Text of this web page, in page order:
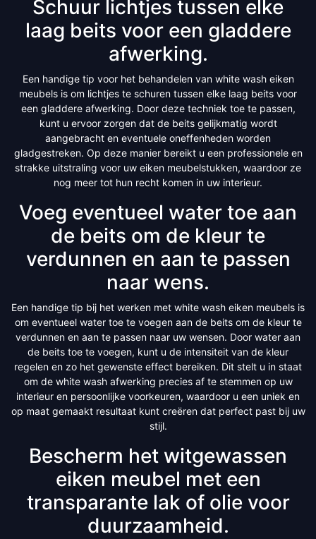
Schuur lichtjes tussen elke
laag beits voor een gladdere
afwerking.
Een handige tip voor het behandelen van white wash eiken
meubels is om lichtjes te schuren tussen elke laag beits voor
een gladdere afwerking. Door deze techniek toe te passen,
kunt u ervoor zorgen dat de beits gelijkmatig wordt
aangebracht en eventuele oneffenheden worden
gladgestreken. Op deze manier bereikt u een professionele en
strakke uitstraling voor uw eiken meubelstukken, waardoor ze
nog meer tot hun recht komen in uw interieur.
Voeg eventueel water toe aan
de beits om de kleur te
verdunnen en aan te passen
naar wens.
Een handige tip bij het werken met white wash eiken meubels is
om eventueel water toe te voegen aan de beits om de kleur te
verdunnen en aan te passen naar uw wensen. Door water aan
de beits toe te voegen, kunt u de intensiteit van de kleur
regelen en zo het gewenste effect bereiken. Dit stelt u in staat
om de white wash afwerking precies af te stemmen op uw
interieur en persoonlijke voorkeuren, waardoor u een uniek en
op maat gemaakt resultaat kunt creëren dat perfect past bij uw
stijl.
Bescherm het witgewassen
eiken meubel met een
transparante lak of olie voor
duurzaamheid.